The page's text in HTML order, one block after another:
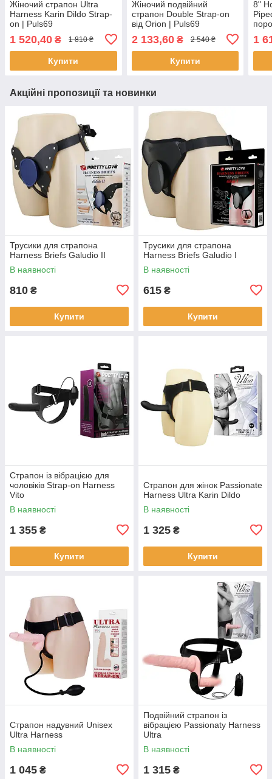
Жіночий страпон Ultra
Harness Karin Dildo Strap-
on | Puls69
1 520,40 ₴ 1 810 ₴
Купити
Жіночий подвійний
страпон Double Strap-on
від Orion | Puls69
2 133,60₴ 2 540 ₴
Купити
8"
1
Акційні пропозиції та новинки
Трусики для страпона
Harness Briefs Galudio II
В наявності
810 ₴
Купити
Трусики для страпона
Harness Briefs Galudio I
В наявності
615 ₴
Купити
Страпон із вібрацією для
чоловіків Strap-on Harness
Vito
В наявності
1 355 ₴
Купити
Страпон для жінок Passionate
Harness Ultra Karin Dildo
В наявності
1 325 ₴
Купити
Страпон надувний Unisex
Ultra Harness
В наявності
1 045 ₴
Подвійний страпон із
вібрацією Passionatу Harness
Ultra
В наявності
1 315 ₴